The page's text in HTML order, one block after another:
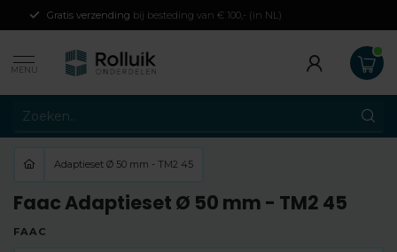
Gratis verzending bij besteding van € 100,- (in NL)
MENU
Adaptieset Ø 50 mm - TM2 45
Faac Adaptieset Ø 50 mm - TM2 45
FAAC